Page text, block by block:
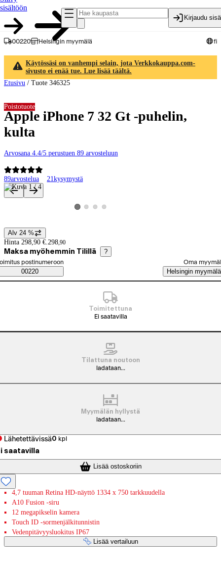
sisältöön
Kirjaudu
00220 Helsingin myymälä fi
Käytössäsi on vanhempi selain, jota Verkkokauppa.com-
sivusto ei enää tue. Lue lisää täältä.
Etusivu / Tuote 346325
Apple iPhone 7 32 Gt -puhelin,
kulta
Arvosana 4.4/5 perustuen 89 arvosteluun
89arvostelua 21kysymystä
Poistotuote
Tuotteen kuvat ja videot
Katso tuotekuva 1
Katso tuotekuva 2
Katso tuotekuva 3
Katso tuotekuva 4
Hintatiedot
Alv 24 %
Hinta 298,90 €. 298,90
Maksa myöhemmin Tilillä ?
Saatavuustiedot
tilaustapa
postinumeroon
00220
Oma
Helsingin myymälä
Toimitettuna
Ei saatavilla
Tilattuna noutoon
ladataan...
Myymälän hyllystä
ladataan...
Lähetettävissä0 kpl
saatavilla
Lisää ostoskoriin
4,7 tuuman Retina HD-näyttö 1334 x 750 tarkkuudella
A10 Fusion -siru
12 megapikselin kamera
Touch ID -sormenjälki­tunnistin
Vedenpitävyysluokitus IP67
Lisää vertailuun